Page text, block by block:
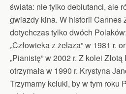
świata: nie tylko debiutanci, ale
gwiazdy kina. W historii Cannes
dotychczas tylko dwóch
„Człowieka z żelaza” w 1981 r.
„Pianistę” w 2002 r. Z kolei
otrzymała w 1990 r. Krystyna
Trzymamy kciuki, by w tym roku